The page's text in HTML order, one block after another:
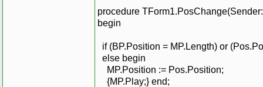
procedure
begin
if (BP.Position = MP.Length) or
else begin
MP.Position := Pos.Position;
{MP.Play;} end;